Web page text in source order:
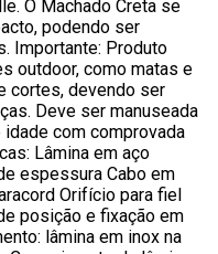
O Machado Creta se
podendo ser
Importante: Produto
outdoor, como matas e
cortes, devendo ser
Deve ser manuseada
com comprovada
Lâmina em aço
espessura Cabo em
Orifício para fiel
posição e fixação em
lâmina em inox na